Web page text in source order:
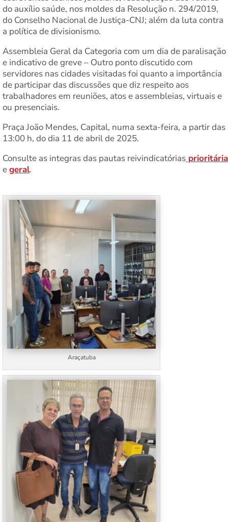
do auxílio saúde, nos moldes da Resolução n. 294/2019,
do Conselho Nacional de Justiça-CNJ; além da luta contra
a política de divisionismo.
Assembleia Geral da Categoria com um dia de paralisação
e indicativo de greve – Outro ponto discutido com
servidores nas cidades visitadas foi quanto a importância
de participar das discussões que diz respeito aos
trabalhadores em reuniões, atos e assembleias, virtuais e
ou presenciais.
Praça João Mendes, Capital, numa sexta-feira, a partir das
13:00 h, do dia 11 de abril de 2025.
Consulte as integras das pautas reivindicatórias prioritária
egeral.
Araçatuba